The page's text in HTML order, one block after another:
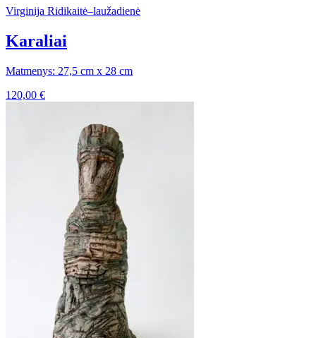
Virginija Ridikaitė–laužadienė
Karaliai
Matmenys: 27,5 cm x 28 cm
120,00 €